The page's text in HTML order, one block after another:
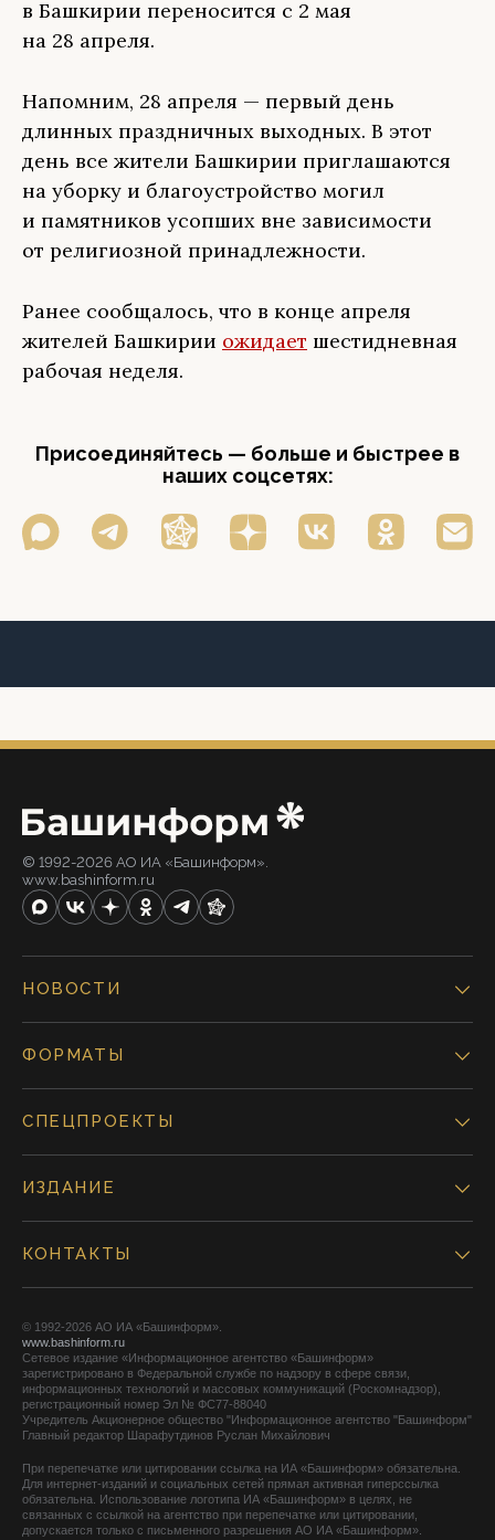
в Башкирии переносится с 2 мая
на 28 апреля.
Напомним, 28 апреля — первый день
длинных праздничных выходных. В этот
день все жители Башкирии приглашаются
на уборку и благоустройство могил
и памятников усопших вне зависимости
от религиозной принадлежности.
Ранее сообщалось, что в конце апреля
жителей Башкирии ожидает шестидневная
рабочая неделя.
Присоединяйтесь — больше и быстрее в
наших соцсетях:
© 1992-2026 АО ИА «Башинформ».
www.bashinform.ru
НОВОСТИ
ФОРМАТЫ
СПЕЦПРОЕКТЫ
ИЗДАНИЕ
КОНТАКТЫ
© 1992-2026 АО ИА «Башинформ».
www.bashinform.ru
Сетевое издание «Информационное агентство «Башинформ»
зарегистрировано в Федеральной службе по надзору в сфере связи,
информационных технологий и массовых коммуникаций (Роскомнадзор),
регистрационный номер Эл № ФС77-88040
Учредитель Акционерное общество "Информационное агентство "Башинформ"
Главный редактор Шарафутдинов Руслан Михайлович
При перепечатке или цитировании ссылка на ИА «Башинформ» обязательна.
Для интернет-изданий и социальных сетей прямая активная гиперссылка
обязательна. Использование логотипа ИА «Башинформ» в целях, не
связанных с ссылкой на агентство при перепечатке или цитировании,
допускается только с письменного разрешения АО ИА «Башинформ».